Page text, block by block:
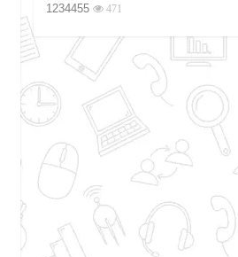
1234455 471